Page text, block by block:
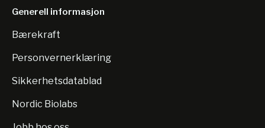
Generell informasjon
Bærekraft
Personvernerklæring
Sikkerhetsdatablad
Nordic Biolabs